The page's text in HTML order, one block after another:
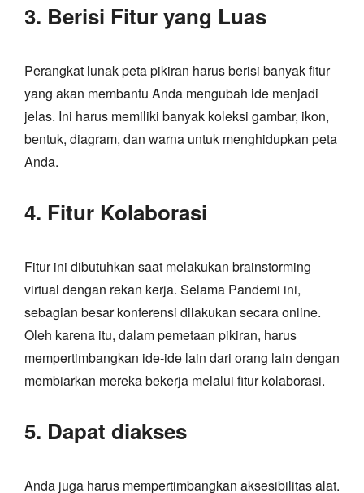
3. Berisi Fitur yang Luas
Perangkat lunak peta pikiran harus berisi banyak fitur
yang akan membantu Anda mengubah ide menjadi
jelas. Ini harus memiliki banyak koleksi gambar, ikon,
bentuk, diagram, dan warna untuk menghidupkan peta
Anda.
4. Fitur Kolaborasi
Fitur ini dibutuhkan saat melakukan brainstorming
virtual dengan rekan kerja. Selama Pandemi ini,
sebagian besar konferensi dilakukan secara online.
Oleh karena itu, dalam pemetaan pikiran, harus
mempertimbangkan ide-ide lain dari orang lain dengan
membiarkan mereka bekerja melalui fitur kolaborasi.
5. Dapat diakses
Anda juga harus mempertimbangkan aksesibilitas alat.